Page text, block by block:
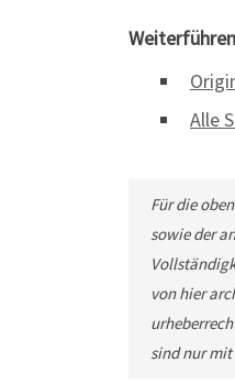
Alle
Für die
sowie der
von hier
sind nur